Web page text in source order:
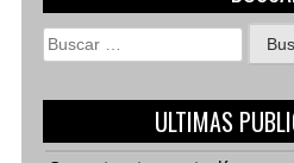
Buscar:
ULTIMAS